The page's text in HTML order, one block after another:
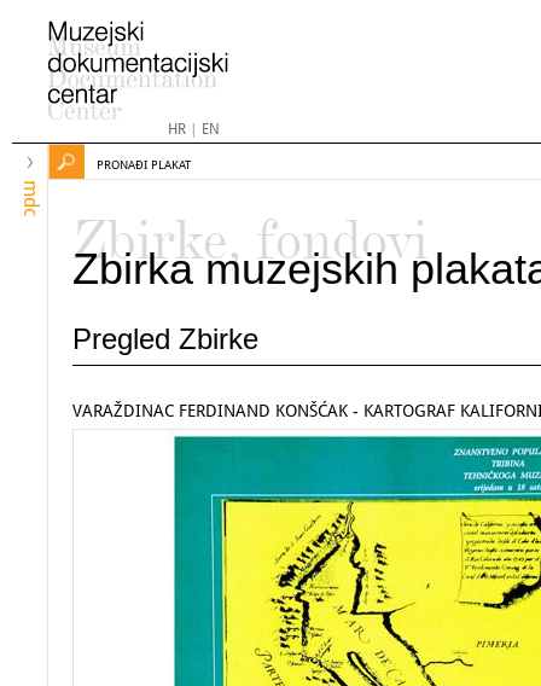
HR| EN
mdc
PRONAĐI PLAKAT
Zbirke, fondovi
Zbirka muzejskih
Pregled Zbirke
VARAŽDINAC FERDINAND KONŠĆAK - KARTOGRAF